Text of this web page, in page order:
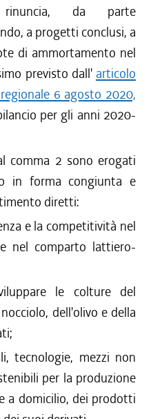
da parte
a progetti conclusi, a
di ammortamento nel
previsto dall' articolo
6 agosto 2020,
per gli anni 2020-
comma 2 sono erogati
in forma congiunta e
diretti:
e la competitività nel
nel comparto lattiero-
le colture del
dell'olivo e della
tecnologie, mezzi non
per la produzione
a domicilio, dei prodotti